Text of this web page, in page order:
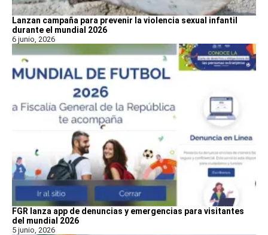
Lanzan campaña para prevenir la violencia sexual infantil
durante el mundial 2026
6 junio, 2026
FGR lanza app de denuncias y emergencias para visitantes
del mundial 2026
5 junio, 2026